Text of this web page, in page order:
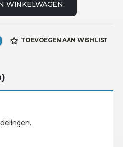
WINKELWAGEN
TOEVOEGEN AAN WISHLIST